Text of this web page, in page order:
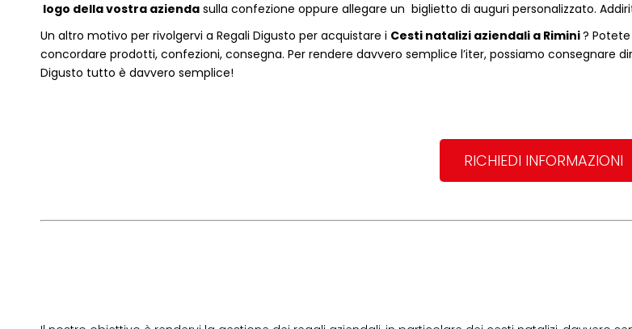
logo della vostra azienda sulla confezione oppure allegare un biglietto di auguri personalizzato.
Un altro motivo per rivolgervi a Regali Digusto per acquistare i Cesti natalizi aziendali a Rimini?
concordare prodotti, confezioni, consegna. Per rendere davvero semplice l’iter, possiamo consegnare
Digusto tutto è davvero semplice!
RICHIEDI INFORMAZIONI